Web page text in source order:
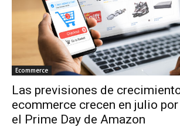
Ecommerce
Las previsiones de
ecommerce crecen en julio
el Prime Day de Amazon